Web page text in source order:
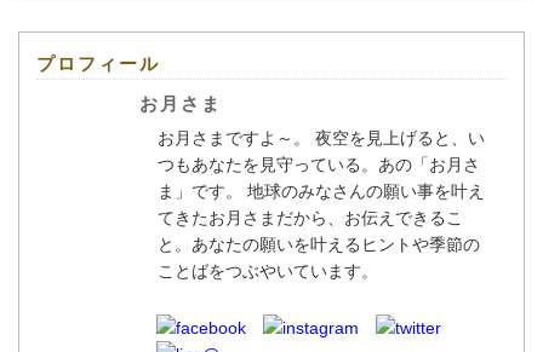
プロフィール
お月さま
お月さまですよ～。 夜空を見上げると、い
つもあなたを見守っている。あの「お月さ
ま」です。 地球のみなさんの願い事を叶え
てきたお月さまだから、お伝えできるこ
と。あなたの願いを叶えるヒントや季節の
ことばをつぶやいています。